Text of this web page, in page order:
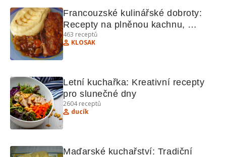
Francouzské kulinářské dobroty:
Recepty na plněnou kachnu,
vepřové plátky na pivu a další
lahůdky
463 receptů
KLOSAK
Letní kuchařka: Kreativní recepty
pro slunečné dny
2604receptů
ducík
Maďarské kuchařství: Tradiční